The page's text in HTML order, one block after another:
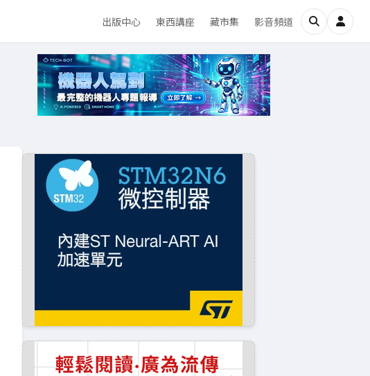
出版中心 東西講座 藏市集 影音頻道